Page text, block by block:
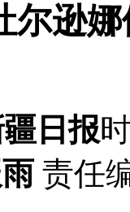
尔逊
日报
责任